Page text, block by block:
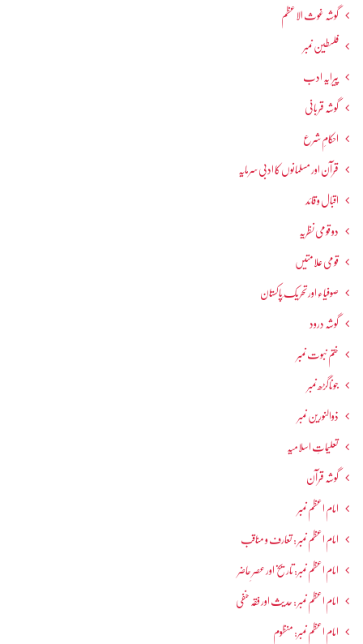
گوشہ غوث الاعظم
فلسطین نمبر
پیرایہ ادب
گوشہ قربانی
احکامِ شرع
قرآن اور مسلمانوں کا ادبی سرمایہ
اقبال و قائد
دو قومی نظریہ
قومی علامتیں
صوفیاء اور تحریک ِپاکستان
گوشہ درود
ختم نبوت نمبر
جوناگڑھ نمبر
ذوالنورین نمبر
تعلیماتِ اسلامیہ
گوشہ قرآن
امام اعظم نمبر
امام اعظم نمبر : تعارف و مناقب
امام اعظم نمبر: تاریخ اور عصرِ حاضر
امام اعظم نمبر : حدیث اور فقہ حنفی
امام اعظم نمبر: منظوم